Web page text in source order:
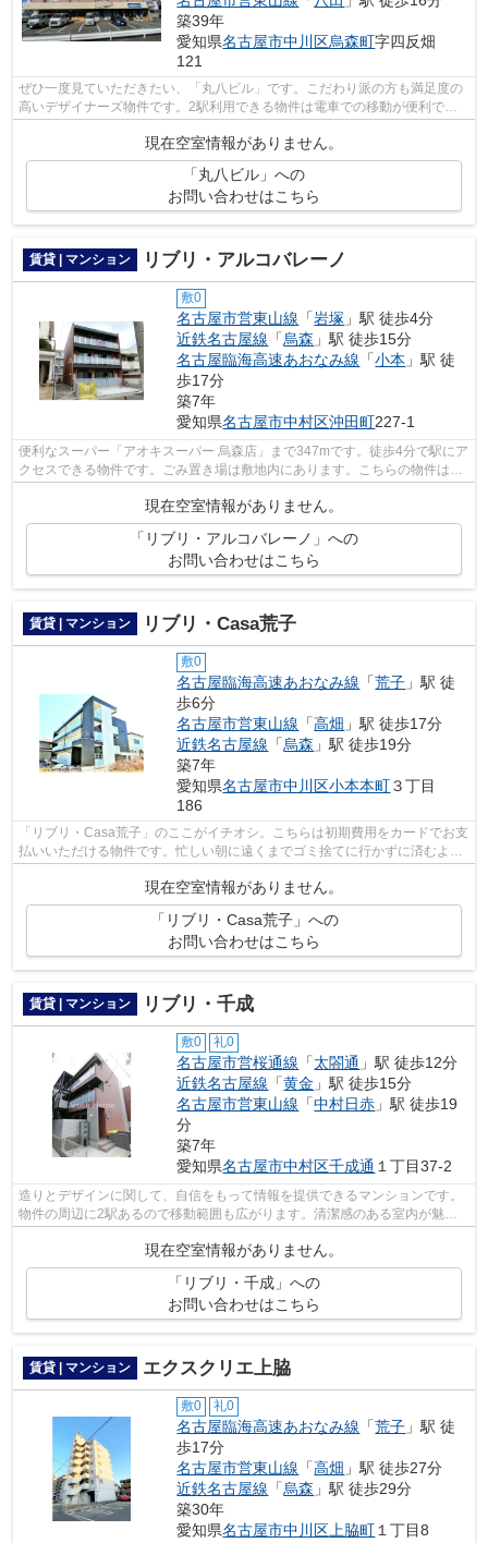
築39年
愛知県名古屋市中川区烏森町字四反畑
121
ぜひ一度見ていただきたい、「丸八ビル」です。こだわり派の方も満足度の
高いデザイナーズ物件です。2駅利用できる物件は電車での移動が便利で
す。こちらの物件では初期費用をカードで...
現在空室情報がありません。
「丸八ビル」への
お問い合わせはこちら
賃貸 | マンション リブリ・アルコバレーノ
敷0
名古屋市営東山線 「岩塚 」駅 徒歩4分
近鉄名古屋線 「烏森 」駅 徒歩15分
名古屋臨海高速あおなみ線 「小本 」駅 徒
歩17分
築7年
愛知県名古屋市中村区沖田町227-1
便利なスーパー「アオキスーパー 烏森店」まで347mです。徒歩4分で駅にア
クセスできる物件です。ごみ置き場は敷地内にあります。こちらの物件はマ
現在空室情報がありません。
「リブリ・アルコバレーノ」への
お問い合わせはこちら
賃貸 | マンション リブリ・Casa荒子
敷0
名古屋臨海高速あおなみ線 「荒子 」駅 徒
歩6分
名古屋市営東山線 「高畑 」駅 徒歩17分
近鉄名古屋線 「烏森 」駅 徒歩19分
築7年
愛知県名古屋市中川区小本本町３丁目
186
「リブリ・Casa荒子」のここがイチオシ。こちらは初期費用をカードでお支
払いいただける物件です。忙しい朝に遠くまでゴミ捨てに行かずに済むよう
に、共用部にゴミ置き場を備え付けて...
現在空室情報がありません。
「リブリ・Casa荒子」への
お問い合わせはこちら
賃貸 | マンション リブリ・千成
敷0 礼0
名古屋市営桜通線 「太閤通 」駅 徒歩12分
近鉄名古屋線 「黄金 」駅 徒歩15分
名古屋市営東山線 「中村日赤 」駅 徒歩19
分
築7年
愛知県名古屋市中村区千成通 １丁目37-2
造りとデザインに関して、自信をもって情報を提供できるマンションです。
物件の周辺に2駅あるので移動範囲も広がります。清潔感のある室内が魅力
現在空室情報がありません。
「リブリ・千成」への
お問い合わせはこちら
賃貸 | マンション エクスクリエ上脇
敷0 礼0
名古屋臨海高速あおなみ線 「荒子 」駅 徒
歩17分
名古屋市営東山線 「高畑 」駅 徒歩27分
近鉄名古屋線 「烏森 」駅 徒歩29分
築30年
愛知県名古屋市中川区 上脇町 １丁目8